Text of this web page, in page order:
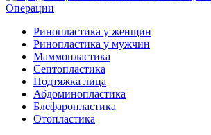
Операции
Ринопластика у женщин
Ринопластика у мужчин
Маммопластика
Септопластика
Подтяжка лица
Абдоминопластика
Блефаропластика
Отопластика